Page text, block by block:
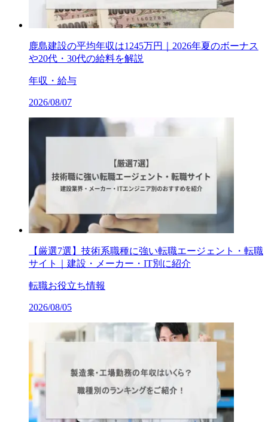
鹿島建設の平均年収は1245万円｜2026年夏のボーナス
や20代・30代の給料を解説
年収・給与
2026/08/07
【厳選7選】技術系職種に強い転職エージェント・転職
サイト｜建設・メーカー・IT別に紹介
転職お役立ち情報
2026/08/05